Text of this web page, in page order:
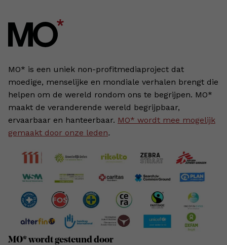
MO* is een uniek non-profitmediaproject dat
moedige, menselijke en mondiale verhalen brengt die
helpen om de wereld rondom ons te begrijpen. MO*
maakt de veranderende wereld begrijpbaar,
ervaarbaar en hanteerbaar. MO* wordt mee mogelijk
gemaakt door onze leden.
MO* wordt gesteund door